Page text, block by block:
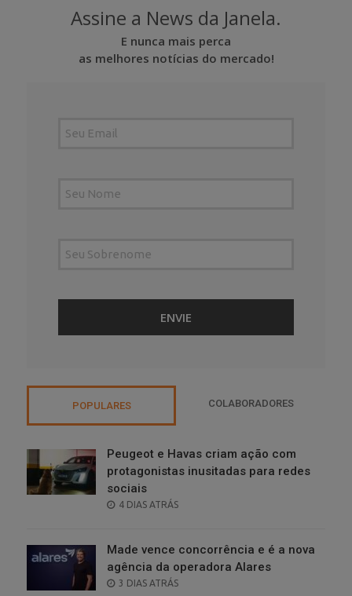
Assine a News da Janela.
E nunca mais perca
as melhores notícias do mercado!
POPULARES COLABORADORES
Peugeot e Havas criam ação com
protagonistas inusitadas para redes
sociais
POSTED
4 DIAS ATRÁS
Made vence concorrência e é a nova
agência da operadora Alares
POSTED
3 DIAS ATRÁS